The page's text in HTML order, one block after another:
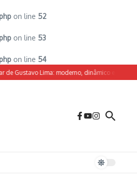
on line 52
on line 53
on line 54
Gustavo Lima: moderno, dinâmico e com